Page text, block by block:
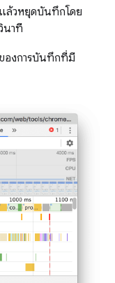
ล้วหยุดบันทึกโดย
นาที
องการบันทึกที่มี